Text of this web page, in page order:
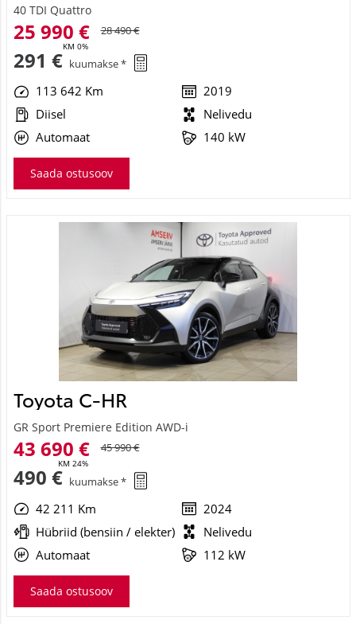
40 TDI Quattro
25 990 €
KM 0%
28 490 €
291 € kuumakse *
113 642 Km
2019
Diisel
Nelivedu
Automaat
140 kW
Saada ostusoov
Toyota C-HR
GR Sport Premiere Edition AWD-i
43 690 €
KM 24%
45 990 €
490 € kuumakse *
42 211 Km
2024
Hübriid (bensiin / elekter)
Nelivedu
Automaat
112 kW
Saada ostusoov